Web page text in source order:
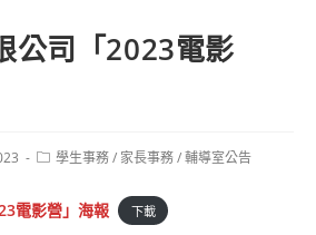
公司「2023電影
Post學生事務/ 家長事務/輔導室公告
電影營」海報 下載